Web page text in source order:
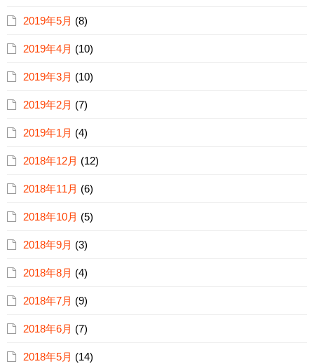
2019年5月 (8)
2019年4月 (10)
2019年3月 (10)
2019年2月 (7)
2019年1月 (4)
2018年12月 (12)
2018年11月 (6)
2018年10月 (5)
2018年9月 (3)
2018年8月 (4)
2018年7月 (9)
2018年6月 (7)
2018年5月 (14)